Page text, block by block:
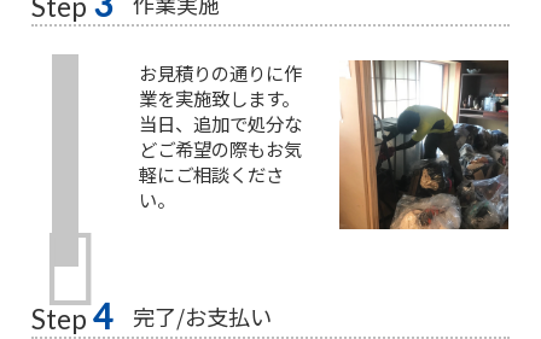
Step
お見積りの通りに作
業を実施致します。
当日、追加で処分な
どご希望の際もお気
軽にご相談くださ
い。
Step 4 完了/お支払い